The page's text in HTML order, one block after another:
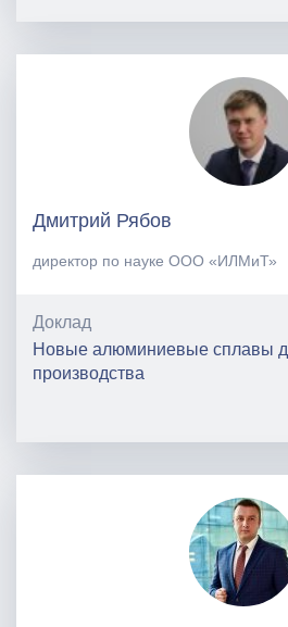
Дмитрий Рябов
директор по науке ООО «ИЛМиТ»
Доклад
Новые алюминиевые сплавы
производства